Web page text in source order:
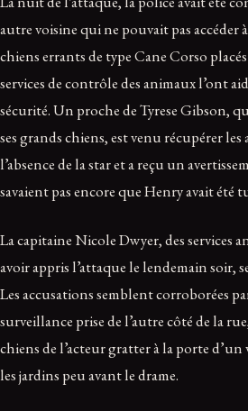
autre voisine qui ne pouvait pas accéder
chiens errants de type Cane Corso
services de contrôle des animaux l’ont
sécurité. Un proche de Tyrese Gibson,
ses grands chiens, est venu récupérer les
l’absence de la star et a reçu un
savaient pas encore que Henry avait été
La capitaine Nicole Dwyer, des services
avoir appris l’attaque le lendemain soir,
Les accusations semblent corroborées
surveillance prise de l’autre côté de la
chiens de l’acteur gratter à la porte
les jardins peu avant le drame.